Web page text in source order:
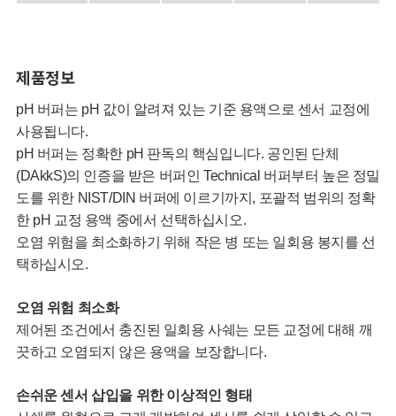
제품정보
pH 버퍼는 pH 값이 알려져 있는 기준 용액으로 센서 교정에
사용됩니다.
pH 버퍼는 정확한 pH 판독의 핵심입니다. 공인된 단체
(DAkkS)의 인증을 받은 버퍼인 Technical 버퍼부터 높은 정밀
도를 위한 NIST/DIN 버퍼에 이르기까지, 포괄적 범위의 정확
한 pH 교정 용액 중에서 선택하십시오.
오염 위험을 최소화하기 위해 작은 병 또는 일회용 봉지를 선
택하십시오.
오염 위험 최소화
제어된 조건에서 충진된 일회용 사쉐는 모든 교정에 대해 깨
끗하고 오염되지 않은 용액을 보장합니다.
손쉬운 센서 삽입을 위한 이상적인 형태